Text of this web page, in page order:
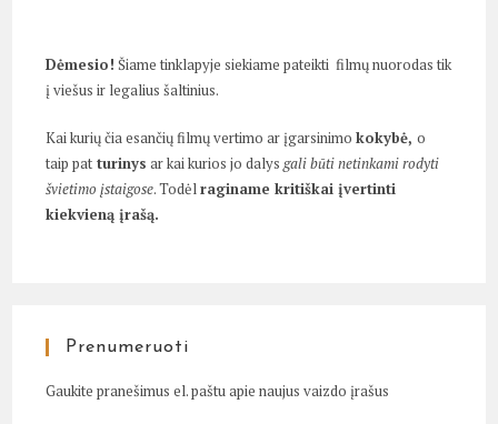
Dėmesio! Šiame tinklapyje siekiame pateikti filmų nuorodas tik
į viešus ir legalius šaltinius.
Kai kurių čia esančių filmų vertimo ar įgarsinimokokybė,o
taip pat turinys ar kai kurios jo dalys gali būti netinkami rodyti
švietimo įstaigose. Todėlraginame kritiškai įvertinti
kiekvieną įrašą.
Prenumeruoti
Gaukite pranešimus el. paštu apie naujus vaizdo įrašus